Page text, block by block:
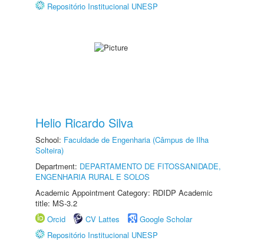
Repositório Institucional UNESP
Helio Ricardo Silva
School: Faculdade de Engenharia (Câmpus de Ilha
Solteira)
Department: DEPARTAMENTO DE FITOSSANIDADE,
ENGENHARIA RURAL E SOLOS
Academic Appointment Category: RDIDP Academic
title: MS-3.2
Orcid
CV Lattes
Google Scholar
Repositório Institucional UNESP